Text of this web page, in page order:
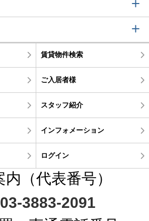
賃貸物件検索
ご入居者様
スタッフ紹介
インフォメーション
ログイン
（代表番号）
03-3883-2091